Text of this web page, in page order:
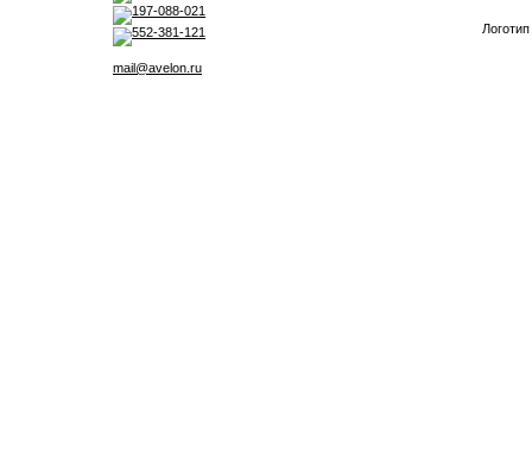
197-088-021
552-381-121
mail@avelon.ru